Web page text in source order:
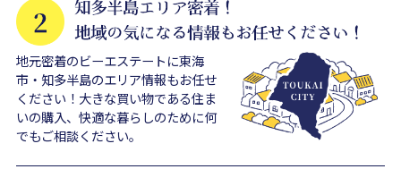
地元密着のビーエステートに東海
市・知多半島のエリア情報もお任せ
ください！大きな買い物である住ま
いの購入、快適な暮らしのために何
でもご相談ください。